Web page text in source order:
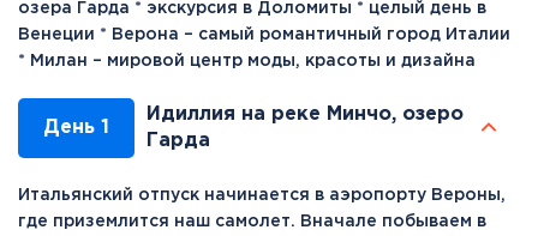
озера Гарда * экскурсия в Доломиты * целый день в
Венеции * Верона – самый романтичный город Италии
* Милан – мировой центр моды, красоты и дизайна
День 1
Идиллия на реке Минчо, озеро
Гарда
Итальянский отпуск начинается в аэропорту Вероны,
где приземлится наш самолет. Вначале побываем в